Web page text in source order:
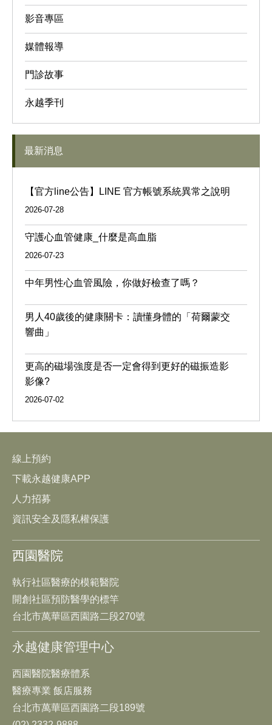
影音專區
媒體報導
門診故事
永越季刊
最新消息
【官方line公告】LINE 官方帳號系統異常之說明
2026-07-28
守護心血管健康_什麼是高血脂
2026-07-23
中年男性心血管風險，你做好檢查了嗎？
男人40歲後的健康關卡：讀懂身體的「荷爾蒙交
響曲」
更高的磁場強度是否一定會得到更好的磁振造影
影像?
2026-07-02
線上預約
下載永越健康APP
人力招募
資訊安全及隱私權保護
西園醫院
執行社區醫療的模範醫院
開創社區預防醫學的標竿
台北市萬華區西園路二段270號
永越健康管理中心
西園醫院醫療體系
醫療專業 飯店服務
台北市萬華區西園路二段189號